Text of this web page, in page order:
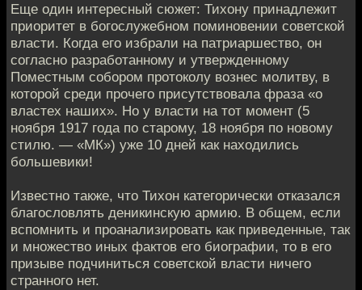
Еще один интересный сюжет: Тихону принадлежит
приоритет в богослужебном поминовении советской
власти. Когда его избрали на патриаршество, он
согласно разработанному и утвержденному
Поместным собором протоколу вознес молитву, в
которой среди прочего присутствовала фраза «о
властех наших». Но у власти на тот момент (5
ноября 1917 года по старому, 18 ноября по новому
стилю. — «МК») уже 10 дней как находились
большевики!
Известно также, что Тихон категорически отказался
благословлять деникинскую армию. В общем, если
вспомнить и проанализировать как приведенные, так
и множество иных фактов его биографии, то в его
призыве подчиниться советской власти ничего
странного нет.